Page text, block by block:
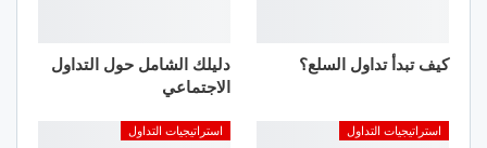
كيف تبدأ تداول السلع؟
دليلك الشامل حول التداول
الاجتماعي
استراتيجيات التداول استراتيجيات التداول